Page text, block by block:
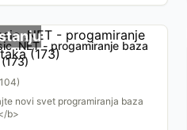
.NET - progamiranje baza
104)
novi svet programiranja baza
b>